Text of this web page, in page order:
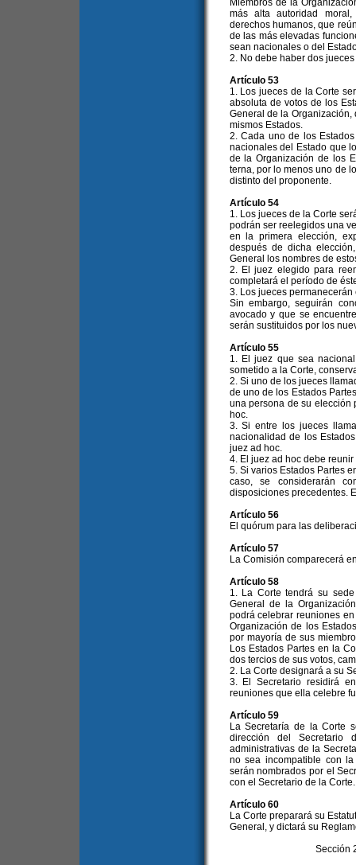
Miembros de la
más alta autoridad
derechos humanos, que
de las más elevadas
sean nacionales o del
2. No debe haber dos
Artículo 53
1. Los jueces de la Corte
absoluta de votos de los
General de la
mismos Estados.
2. Cada uno de los
nacionales del Estado que
de la Organización de los
terna, por lo menos uno de
distinto del proponente.
Artículo 54
1. Los jueces de la Corte
podrán ser reelegidos una
en la primera elección,
después de dicha
General los nombres de
2. El juez elegido para
completará el período de
3. Los jueces
Sin embargo, seguirán
avocado y que se
serán sustituidos por los
Artículo 55
1. El juez que sea
sometido a la Corte,
2. Si uno de los jueces
de uno de los Estados
una persona de su elección
hoc.
3. Si entre los jueces
nacionalidad de los
juez ad hoc.
4. El juez ad hoc debe
5. Si varios Estados Partes
caso, se considerarán
disposiciones precedentes.
Artículo 56
El quórum para las
Artículo 57
La Comisión comparecerá
Artículo 58
1. La Corte tendrá su
General de la
podrá celebrar reuniones
Organización de los
por mayoría de sus
Los Estados Partes en la
dos tercios de sus votos,
2. La Corte designará a su
3. El Secretario residirá
reuniones que ella celebre
Artículo 59
La Secretaría de la Corte
dirección del
administrativas de la
no sea incompatible con
serán nombrados por el
con el Secretario de la Corte.
Artículo 60
La Corte preparará su
General, y dictará su
Sección